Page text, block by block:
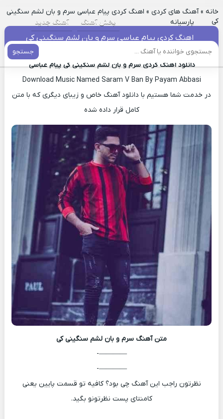
پارسیانه پخش آهنگ آهنگ جدید
جستجو
خانه»آهنگ های کردی » اهنگ کردی پیام عباسی سرم و بان لشم سنگینی
کی
اهنگ کردی پیام عباسی سرم و بان لشم سنگینی کی
دانلود آهنگ کردی سرم و بان لشم سنگینی کی پیام عباسی
Download Music Named Saram V Ban By Payam Abbasi
در خدمت شما هستیم با دانلود آهنگ خاص و زیبای دیگری که با متن
کامل قرار داده شده
متن آهنگ سرم و بان لشم سنگینی کی
————-
————-
نظرتون راجب این آهنگ چی بود؟ کافیه تو قسمت پایین یعنی
کامنتای پست نظرتونو بگید.